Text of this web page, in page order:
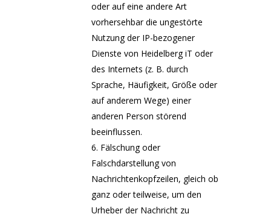
oder auf eine andere Art
vorhersehbar die ungestörte
Nutzung der IP-bezogener
Dienste von Heidelberg iT oder
des Internets (z. B. durch
Sprache, Häufigkeit, Größe oder
auf anderem Wege) einer
anderen Person störend
beeinflussen.
Fälschung oder
Falschdarstellung von
Nachrichtenkopfzeilen, gleich ob
ganz oder teilweise, um den
Urheber der Nachricht zu